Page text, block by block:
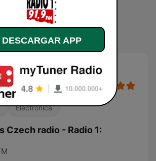
- Radio 1
Electrónica
Czech radio - Radio 1:
DESCARGAR APP